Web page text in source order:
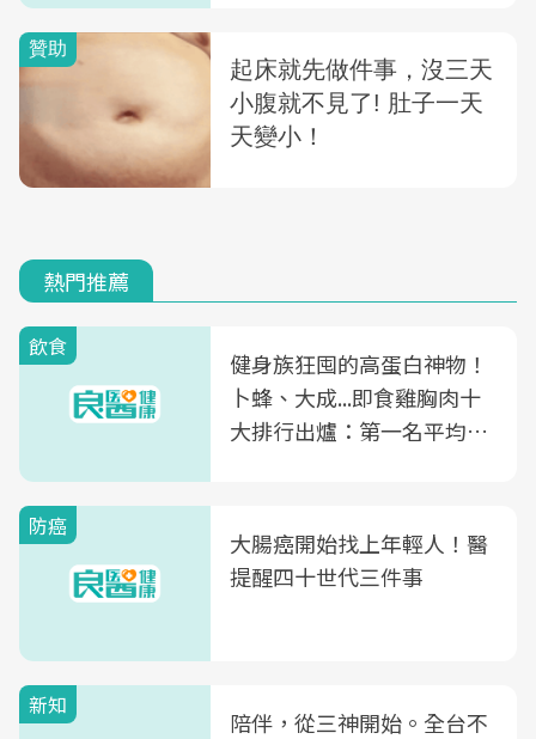
熱門推薦
飲食
健身族狂囤的高蛋白神物！
卜蜂、大成...即食雞胸肉十
大排行出爐：第一名平均一
防癌
大腸癌開始找上年輕人！醫
提醒四十世代三件事
新知
陪伴，從三神開始。全台不